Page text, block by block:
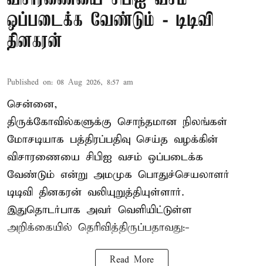
ஒப்படைக்க வேண்டும் - டிடிவி
தினகரன்
Published on: 08 Aug 2026, 8:57 am
சென்னை,
திருக்கோவில்களுக்கு சொந்தமான நிலங்கள்
மோசடியாக பத்திரப்பதிவு செய்த வழக்கின்
விசாரணையை சிபிஐ வசம் ஒப்படைக்க
வேண்டும் என்று அமமுக பொதுச்செயலாளர்
டிடிவி தினகரன் வலியுறுத்தியுள்ளார்.
இதுதொடர்பாக அவர் வெளியிட்டுள்ள
அறிக்கையில் தெரிவித்திருப்பதாவது:-
Read More